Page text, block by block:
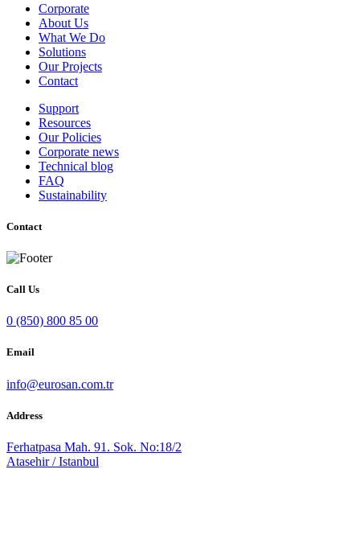
Corporate
About Us
What We Do
Solutions
Our Projects
Contact
Support
Resources
Our Policies
Corporate news
Technical blog
FAQ
Sustainability
Contact
Call Us
0 (850) 800 85 00
Email
info@eurosan.com.tr
Address
Ferhatpasa Mah. 91. Sok. No:18/2
Atasehir / Istanbul